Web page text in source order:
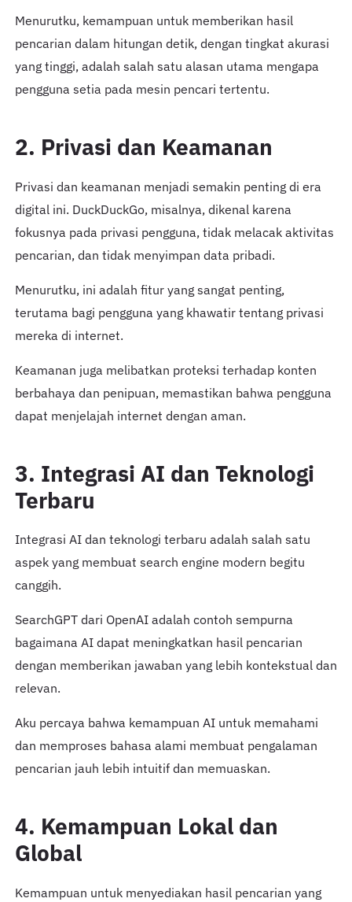
Menurutku, kemampuan untuk memberikan hasil
pencarian dalam hitungan detik, dengan tingkat akurasi
yang tinggi, adalah salah satu alasan utama mengapa
pengguna setia pada mesin pencari tertentu.
2. Privasi dan Keamanan
Privasi dan keamanan menjadi semakin penting di era
digital ini. DuckDuckGo, misalnya, dikenal karena
fokusnya pada privasi pengguna, tidak melacak aktivitas
pencarian, dan tidak menyimpan data pribadi.
Menurutku, ini adalah fitur yang sangat penting,
terutama bagi pengguna yang khawatir tentang privasi
mereka di internet.
Keamanan juga melibatkan proteksi terhadap konten
berbahaya dan penipuan, memastikan bahwa pengguna
dapat menjelajah internet dengan aman.
3. Integrasi AI dan Teknologi
Terbaru
Integrasi AI dan teknologi terbaru adalah salah satu
aspek yang membuat search engine modern begitu
canggih.
SearchGPT dari OpenAI adalah contoh sempurna
bagaimana AI dapat meningkatkan hasil pencarian
dengan memberikan jawaban yang lebih kontekstual dan
relevan.
Aku percaya bahwa kemampuan AI untuk memahami
dan memproses bahasa alami membuat pengalaman
pencarian jauh lebih intuitif dan memuaskan.
4. Kemampuan Lokal dan
Global
Kemampuan untuk menyediakan hasil pencarian yang